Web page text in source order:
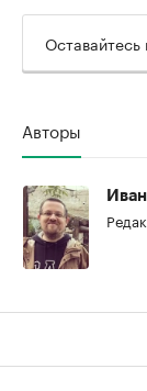
Оставайтесь
Авторы